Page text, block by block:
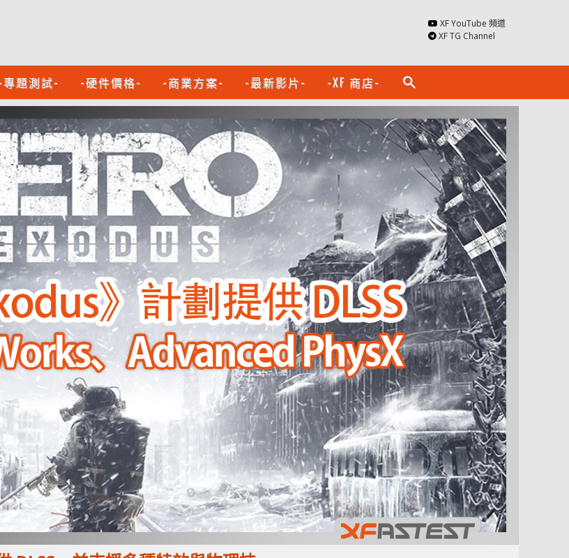
XF YouTube 頻道
XF TG Channel
專題測試- -硬件價格- -商業方案- -最新影片- -XF 商店- search